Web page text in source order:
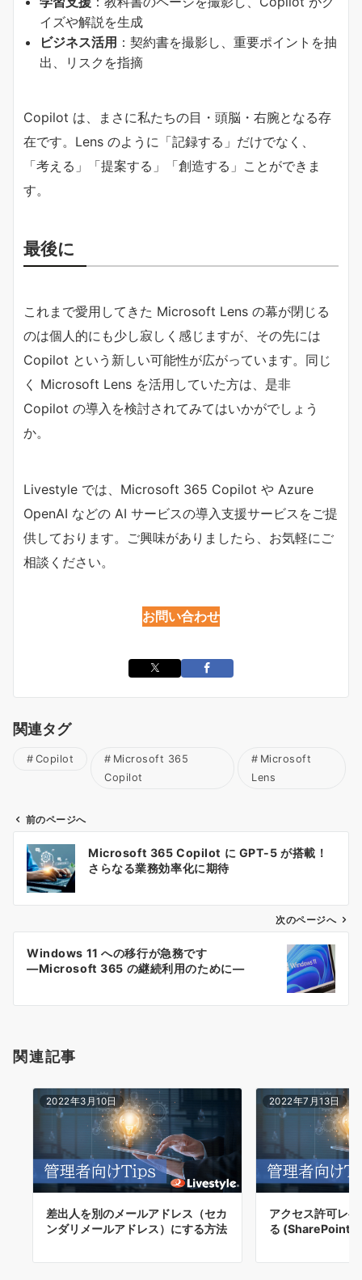
イズや解説を生成
ビジネス活用 ：契約書を撮影し、重要ポイントを抽
出、リスクを指摘
Copilot は、まさに私たちの目・頭脳・右腕となる存
在です。Lens のように「記録する」だけでなく、
「考える」「提案する」「創造する」ことができま
す。
最後に
これまで愛用してきた Microsoft Lens の幕が閉じる
のは個人的にも少し寂しく感じますが、その先には
Copilot という新しい可能性が広がっています。同じ
く Microsoft Lens を活用していた方は、是非
Copilot の導入を検討されてみてはいかがでしょう
か。
Livestyle では、Microsoft 365 Copilot や Azure
OpenAI などの AI サービスの導入支援サービスをご提
供しております。ご興味がありましたら、お気軽にご
相談ください。
お問い合わせ
関連タグ
Copilot
Microsoft 365
Copilot
Microsoft
Lens
ビ
ン
前のページへ
Microsoft 365 Copilot に GPT-5 が搭載！
さらなる業務効率化に期待
次のページへ
Windows 11 への移行が急務です
―Microsoft 365 の継続利用のために―
関連記事
2022年3月10日
差出人を別のメールアドレス（セカ
ンダリメールアドレス）にする方法
2022年7月13日
アクセス許可レ
る (SharePoint)